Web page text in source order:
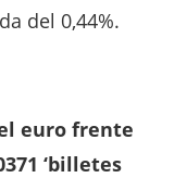
del 0,44%.
euro frente
‘billetes